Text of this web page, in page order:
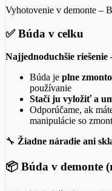
Vyhotovenie v demonte
✅Búda v celku
Najjednoduchšie riešenie
Búda je plne
používanie
Stačí ju vyložiť a
Odporúčame, ak
manipulácie so
🔧 Žiadne náradie ani
📦 Búda v demonte